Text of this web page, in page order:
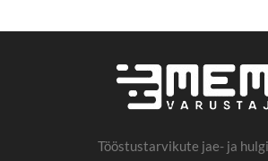
Tööstustarvikute jae- ja